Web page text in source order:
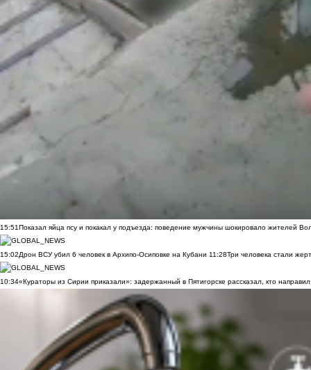
15:51Показал яйца псу и покакал у подъезда: поведение мужчины шокировало жителей
15:02Дрон ВСУ убил 6 человек в Архипо-Осиповке на Кубани 11:28Три человека стали
10:34«Кураторы из Сирии приказали»: задержанный в Пятигорске рассказал, кто направил